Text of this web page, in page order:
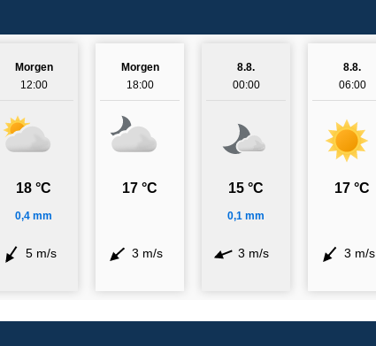
Morgen
12:00
18 °C
0,4 mm
5 m/s
Morgen
18:00
17 °C
3 m/s
8.8.
00:00
15 °C
0,1 mm
3 m/s
8.8.
06:00
17 °C
3 m/s